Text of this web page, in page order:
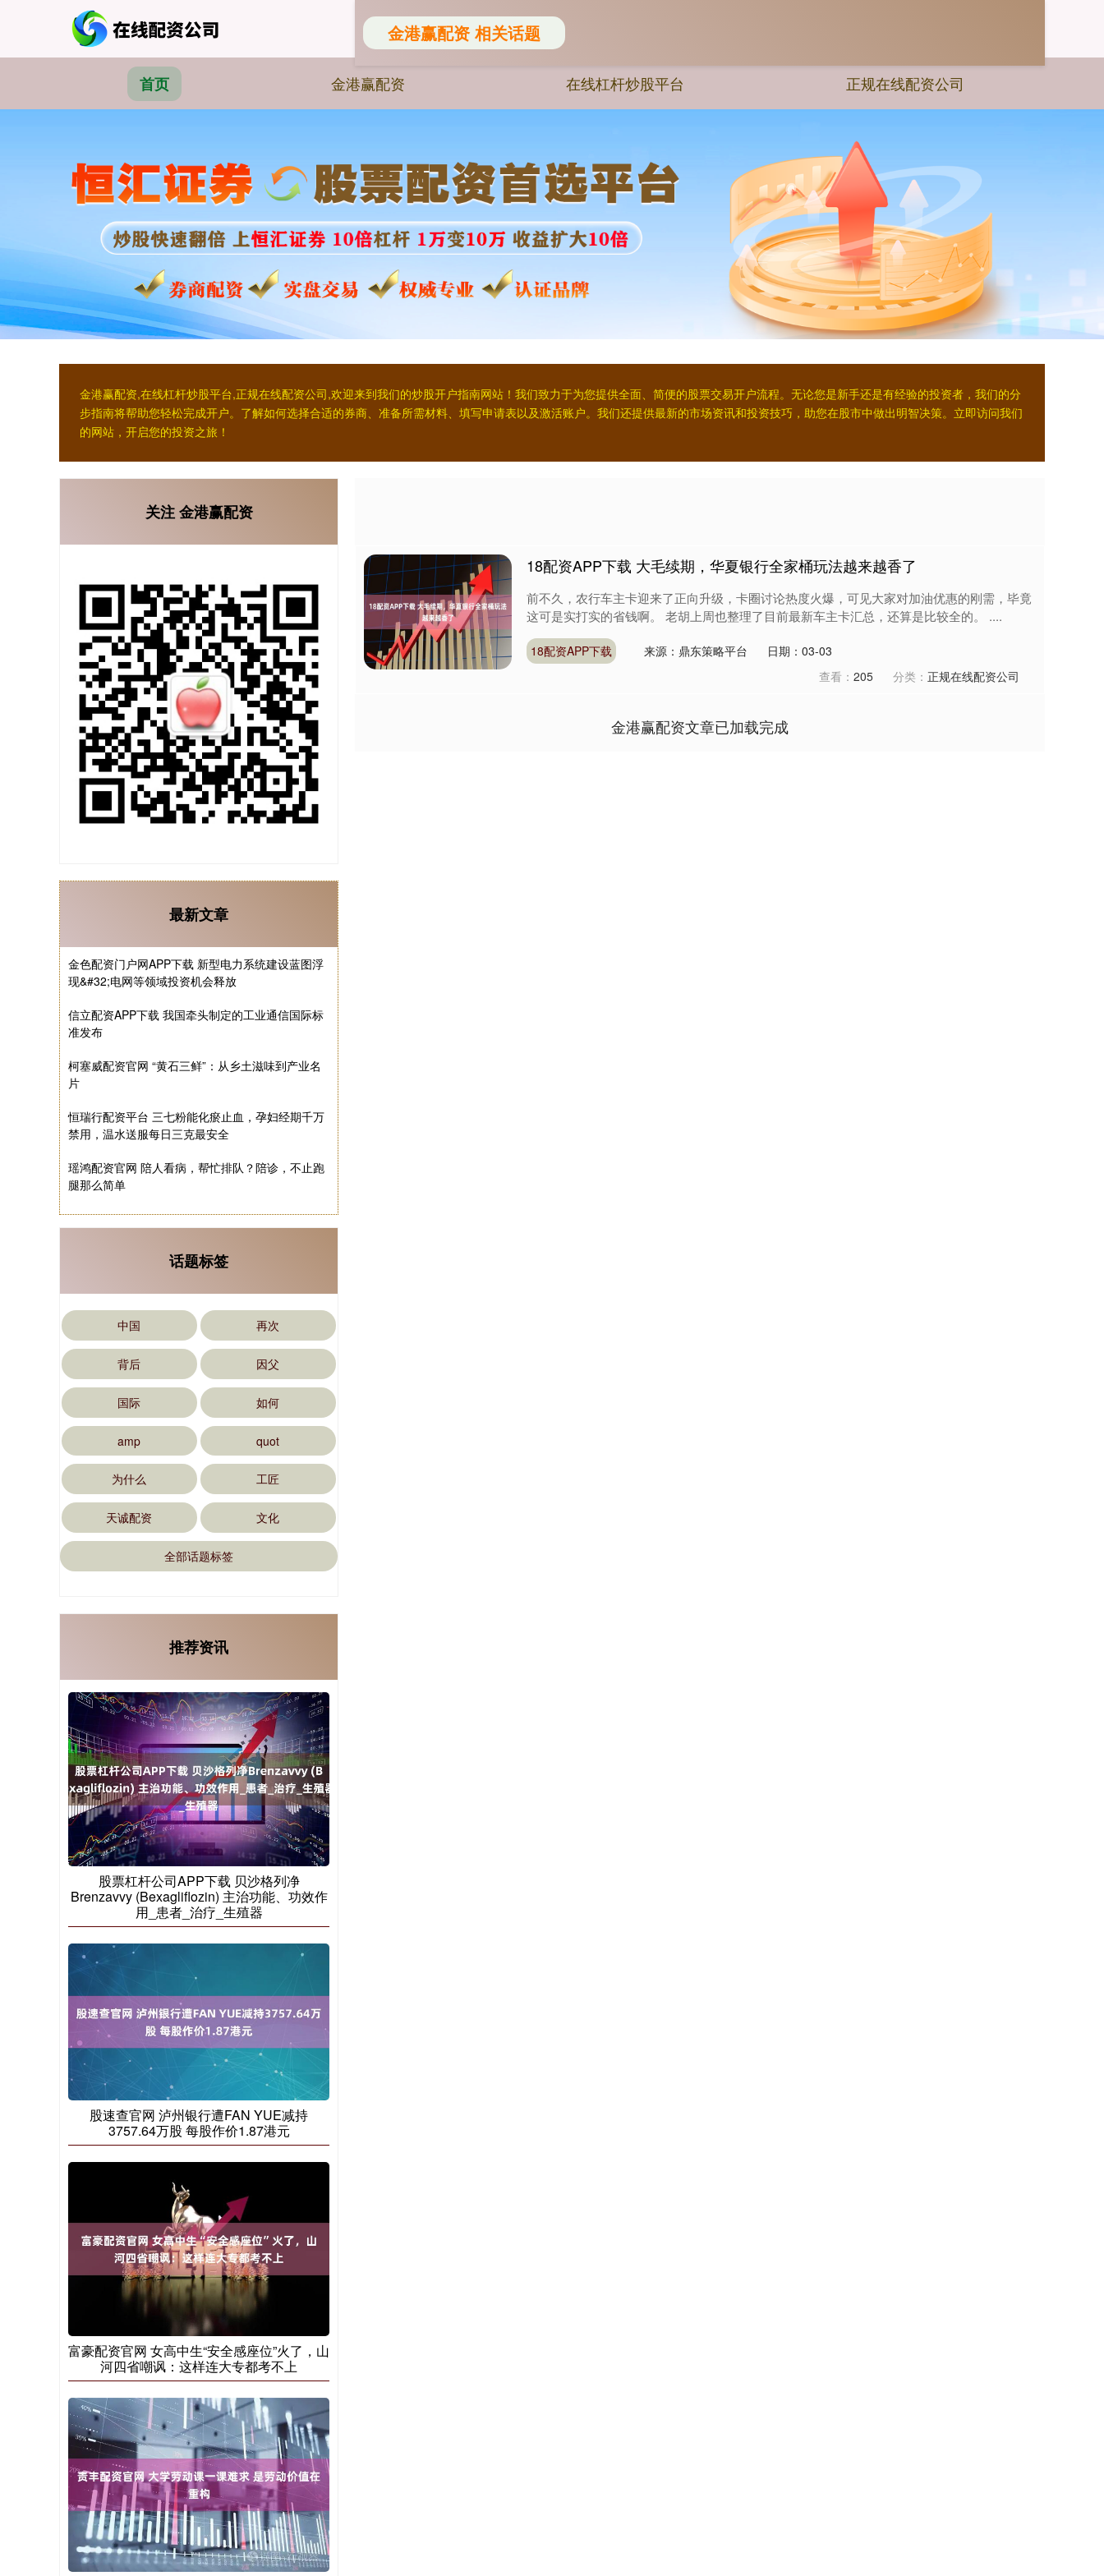
首页 金港赢配资 在线杠杆炒股平台 正规在线配资公司
金港赢配资,在线杠杆炒股平台,正规在线配资公司,欢迎来到我们的炒股开户指南网站！我们致力于为您提供全面、简便的股票交易开户流程。无论您是新手还是有经验的投资者，我们的分
步指南将帮助您轻松完成开户。了解如何选择合适的券商、准备所需材料、填写申请表以及激活账户。我们还提供最新的市场资讯和投资技巧，助您在股市中做出明智决策。立即访问我们
的网站，开启您的投资之旅！
金港赢配资 相关话题
18配资APP下载 大毛续期，华夏银行全家桶玩法越来越香了
前不久，农行车主卡迎来了正向升级，卡圈讨论热度火爆，可见大家对加油优惠的刚需，毕竟
这可是实打实的省钱啊。 老胡上周也整理了目前最新车主卡汇总，还算是比较全的。 ....
18配资APP下载 来源：鼎东策略平台
日期：03-03
查看： 205 分类： 正规在线配资公司
金港赢配资文章已加载完成
关注 金港赢配资
最新文章
金色配资门户网APP下载 新型电力系统建设蓝图浮
现&#32;电网等领域投资机会释放
信立配资APP下载 我国牵头制定的工业通信国际标
准发布
柯塞威配资官网 “黄石三鲜”：从乡土滋味到产业名
片
恒瑞行配资平台 三七粉能化瘀止血，孕妇经期千万
禁用，温水送服每日三克最安全
瑶鸿配资官网 陪人看病，帮忙排队？陪诊，不止跑
腿那么简单
话题标签
中国 再次
背后 因父
国际 如何
amp quot
为什么 工匠
天诚配资 文化
全部话题标签
推荐资讯
股票杠杆公司APP下载 贝沙格列净
Brenzavvy (Bexagliflozin) 主治功能、功效作
用_患者_治疗_生殖器
股速查官网 泸州银行遭FAN YUE减持
3757.64万股 每股作价1.87港元
富豪配资官网 女高中生“安全感座位”火了，山
河四省嘲讽：这样连大专都考不上